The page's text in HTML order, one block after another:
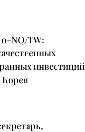
NQ/TW:
инвестиций
Корея